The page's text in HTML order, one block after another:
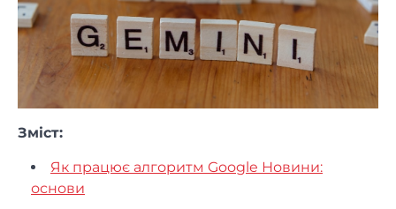
Зміст:
Як працює алгоритм Google Новини:
основи